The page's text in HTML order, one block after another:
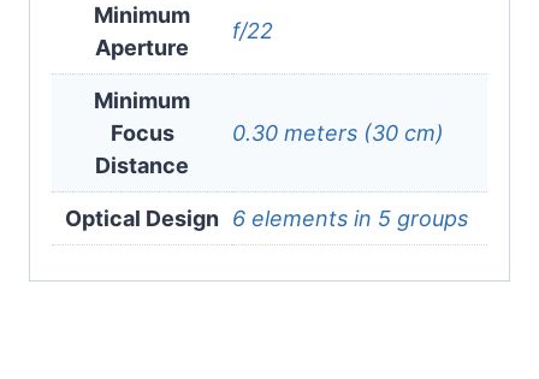
Minimum
Aperture
f/22
Minimum
Focus
Distance
0.30 meters (30 cm)
Optical Design 6 elements in 5 groups